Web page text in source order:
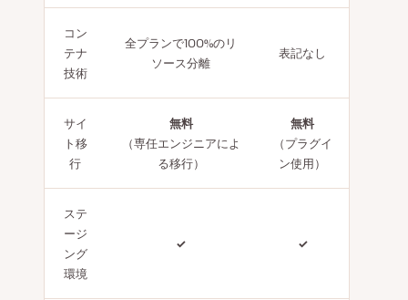
コン
テナ
技術
全プランで100%のリ
ソース分離
表記なし
サイ
ト移
行
無料
（専任エンジニアによ
る移行）
無料
（プラグイ
ン使用）
ステ
ージ
ング
環境
✓ ✓